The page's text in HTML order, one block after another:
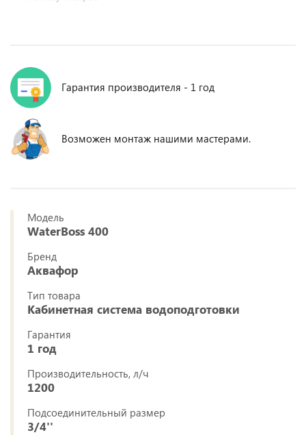
Гарантия производителя - 1 год
Возможен монтаж нашими мастерами.
Модель
WaterBoss 400
Бренд
Аквафор
Тип товара
Кабинетная система водоподготовки
Гарантия
1 год
Производительность, л/ч
1200
Подсоединительный размер
3/4''